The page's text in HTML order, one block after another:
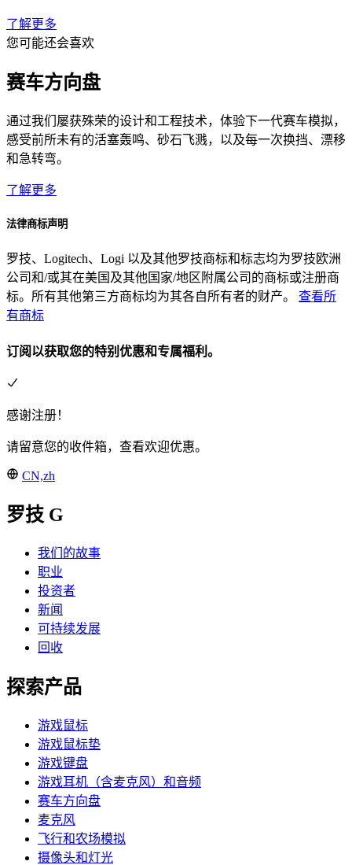
了解更多
您可能还会喜欢
赛车方向盘
通过我们屡获殊荣的设计和工程技术，体验下一代赛车模拟，
感受前所未有的活塞轰鸣、砂石飞溅，以及每一次换挡、漂移
和急转弯。
了解更多
法律商标声明
罗技、Logitech、Logi 以及其他罗技商标和标志均为罗技欧洲
公司和/或其在美国及其他国家/地区附属公司的商标或注册商
标。所有其他第三方商标均为其各自所有者的财产。 查看所
有商标
订阅以获取您的特别优惠和专属福利。
感谢注册！
请留意您的收件箱，查看欢迎优惠。
CN,zh
罗技 G
我们的故事
职业
投资者
新闻
可持续发展
回收
探索产品
游戏鼠标
游戏鼠标垫
游戏键盘
游戏耳机（含麦克风）和音频
赛车方向盘
麦克风
飞行和农场模拟
摄像头和灯光